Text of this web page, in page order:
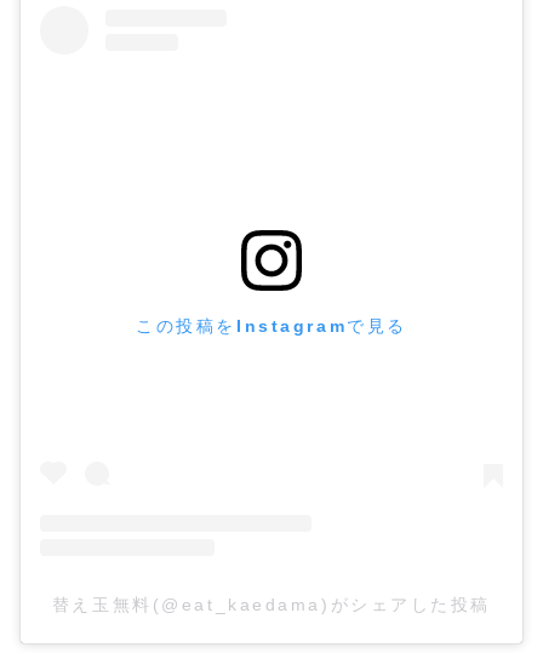
この投稿をInstagramで見る
替え玉無料(@eat_kaedama)がシェアした投稿